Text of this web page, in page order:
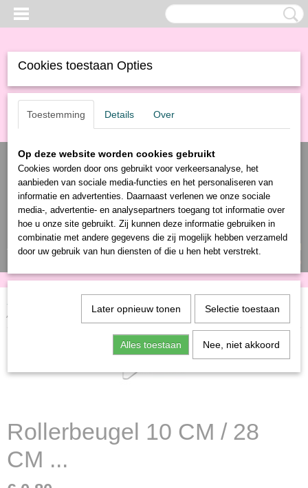
Inloggen Registreren
UW WINKELWAGEN
(0)
Home
/ 28 CM ...
Rollerbeugel 10 CM / 28
CM ...
Cookies toestaan Opties
Toestemming Details Over
Op deze website worden cookies gebruikt
Cookies worden door ons gebruikt voor verkeersanalyse, het
aanbieden van sociale media-functies en het personaliseren van
informatie en advertenties. Daarnaast verlenen we onze sociale
media-, advertentie- en analysepartners toegang tot informatie over
hoe u onze site gebruikt. Zij kunnen deze informatie gebruiken in
combinatie met andere gegevens die zij mogelijk hebben verzameld
door uw gebruik van hun diensten of die u hen hebt verstrekt.
Later opnieuw tonen Selectie toestaan
Alles toestaan Nee, niet akkoord